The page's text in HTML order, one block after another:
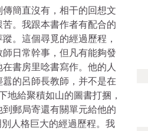
簡直沒有，相干的回想文
。我跟本書作者有配合的
。這個尋覓的經過歷程，
日常幹事，但凡有能夠發
書房里唸書寫作。他的人
的呂師長教師，并不是在
地給聚積如山的圖書打捆，
郵局寄還有關單元給他的
人格巨大的經過歷程。我